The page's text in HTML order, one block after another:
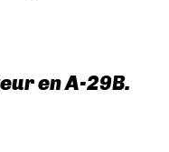
en A-29B.